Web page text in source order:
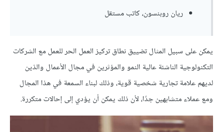
ريان روبنسون، كاتب مستقل
يمكن على سبيل المثال تضييق نطاق تركيز العمل الحر للعمل مع الشركات
التكنولوجية الناشئة عالية النمو والمؤثرين في مجال الأعمال والذين
لديهم علامة تجارية شخصية قوية، وذلك لبناء السمعة في هذا المجال
ومع عملاء متشابهين جدًا، لأن ذلك يمكن أن يؤدي إلى إحالات متكررة.